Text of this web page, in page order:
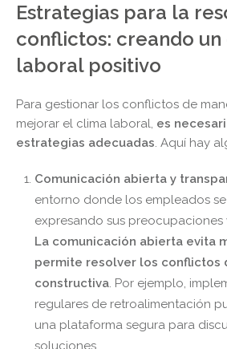
Estrategias para la
conflictos: creando un
laboral positivo
Para gestionar los conflictos de
mejorar el clima laboral, es
estrategias adecuadas. Aquí hay
Comunicación abierta y
entorno donde los empleados
expresando sus preocupaciones
La comunicación abierta evita
permite resolver los conflictos
constructiva. Por ejemplo,
regulares de retroalimentación
una plataforma segura para
soluciones.